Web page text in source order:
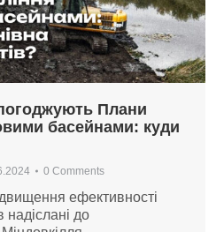
Плани
басейнами: куди
0 Comments
ефективності
надіслані до